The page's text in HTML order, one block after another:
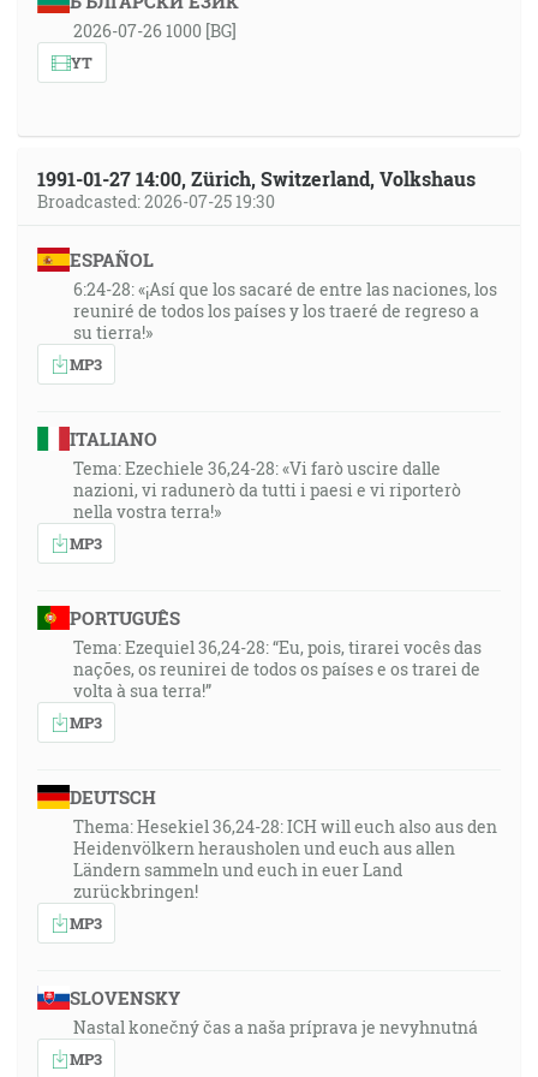
nemajú nádeje. [1Te 4:13]
53:27
Syna dal, aby nikto, kto verí v neho, nezahynul, ale
2026-07-26 1000 [BG]
YT
1991-01-27 14:00, Zürich, Switzerland, Volkshaus
Broadcasted: 2026-07-25 19:30
ESPAÑOL
6:24-28: «¡Así que los sacaré de entre las naciones, los
reuniré de todos los países y los traeré de regreso a
su tierra!»
MP3
ITALIANO
Tema: Ezechiele 36,24-28: «Vi farò uscire dalle
nazioni, vi radunerò da tutti i paesi e vi riporterò
nella vostra terra!»
MP3
PORTUGUÊS
Tema: Ezequiel 36,24-28: “Eu, pois, tirarei vocês das
nações, os reunirei de todos os países e os trarei de
volta à sua terra!”
MP3
DEUTSCH
Thema: Hesekiel 36,24-28: ICH will euch also aus den
Heidenvölkern herausholen und euch aus allen
Ländern sammeln und euch in euer Land
zurückbringen!
MP3
SLOVENSKY
Nastal konečný čas a naša príprava je nevyhnutná
MP3